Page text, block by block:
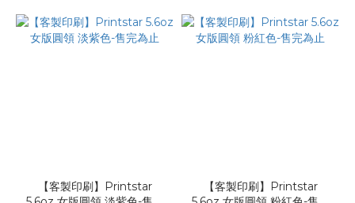
【客製印刷】Printstar
【客製印刷】Printstar